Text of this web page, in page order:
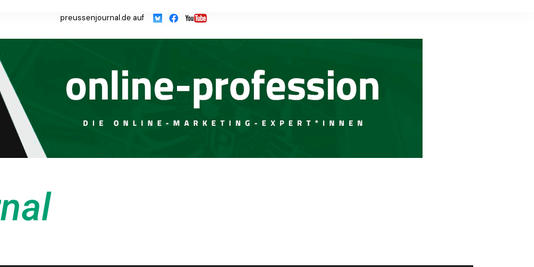
preussenjournal.de auf